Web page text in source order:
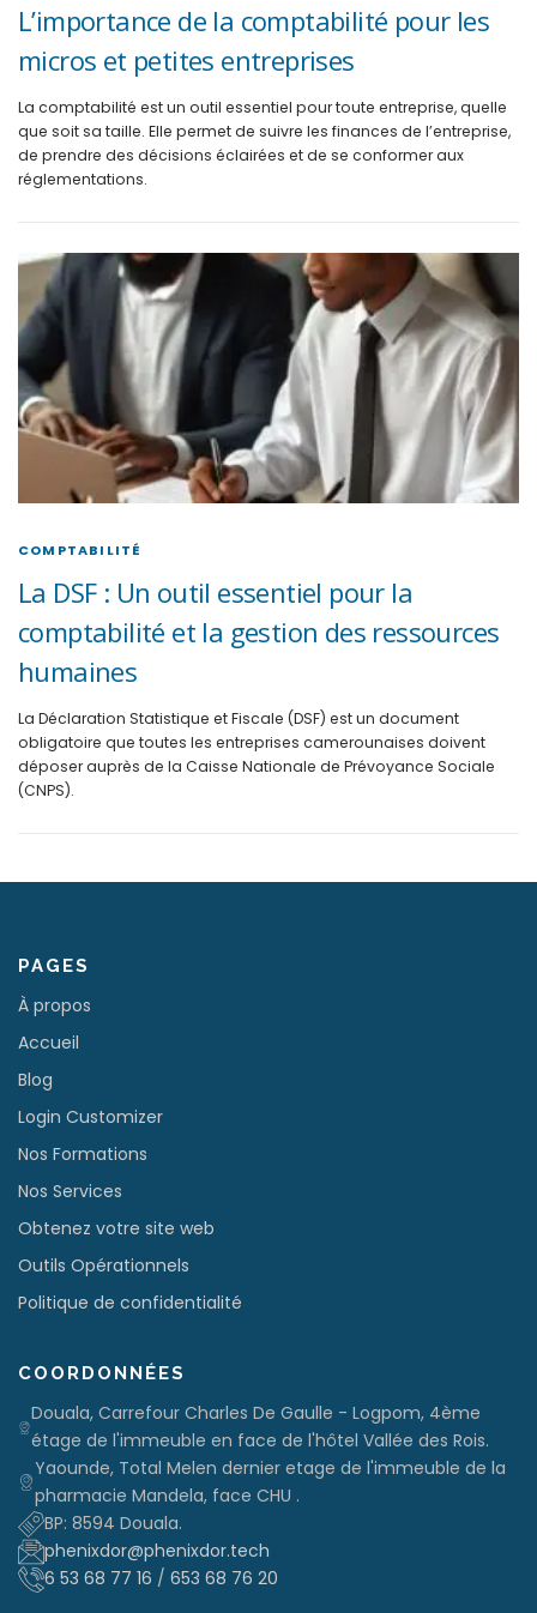
L’importance de la comptabilité pour les
micros et petites entreprises
La comptabilité est un outil essentiel pour toute entreprise, quelle
que soit sa taille. Elle permet de suivre les finances de l’entreprise,
de prendre des décisions éclairées et de se conformer aux
réglementations.
COMPTABILITÉ
La DSF : Un outil essentiel pour la
comptabilité et la gestion des ressources
humaines
La Déclaration Statistique et Fiscale (DSF) est un document
obligatoire que toutes les entreprises camerounaises doivent
déposer auprès de la Caisse Nationale de Prévoyance Sociale
(CNPS).
PAGES
À propos
Accueil
Blog
Login Customizer
Nos Formations
Nos Services
Obtenez votre site web
Outils Opérationnels
Politique de confidentialité
COORDONNÉES
Douala, Carrefour Charles De Gaulle - Logpom, 4ème
étage de l'immeuble en face de l'hôtel Vallée des Rois.
Yaounde, Total Melen dernier etage de l'immeuble de la
pharmacie Mandela, face CHU .
BP: 8594 Douala.
phenixdor@phenixdor.tech
6 53 68 77 16 / 653 68 76 20